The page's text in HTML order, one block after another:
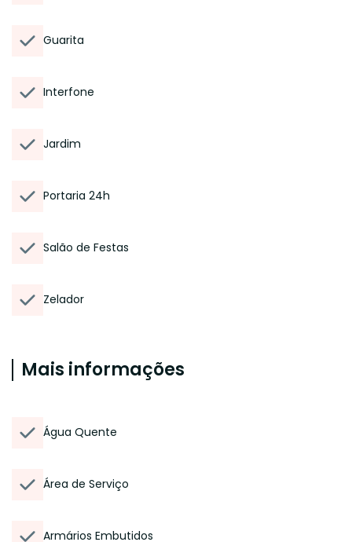
Guarita
Interfone
Jardim
Portaria 24h
Salão de Festas
Zelador
Mais informações
Água Quente
Área de Serviço
Armários Embutidos